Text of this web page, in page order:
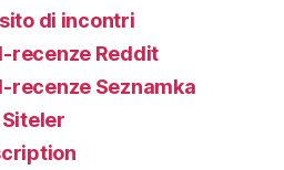
di incontri
recenze Reddit
Seznamka